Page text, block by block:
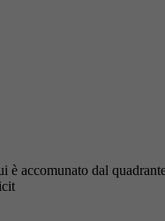
accomunato dal